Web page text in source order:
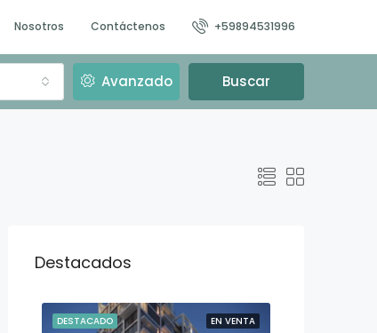
Nosotros Contáctenos +59894531996
Avanzado Buscar
Destacados
EN VENTA
DESTACADO